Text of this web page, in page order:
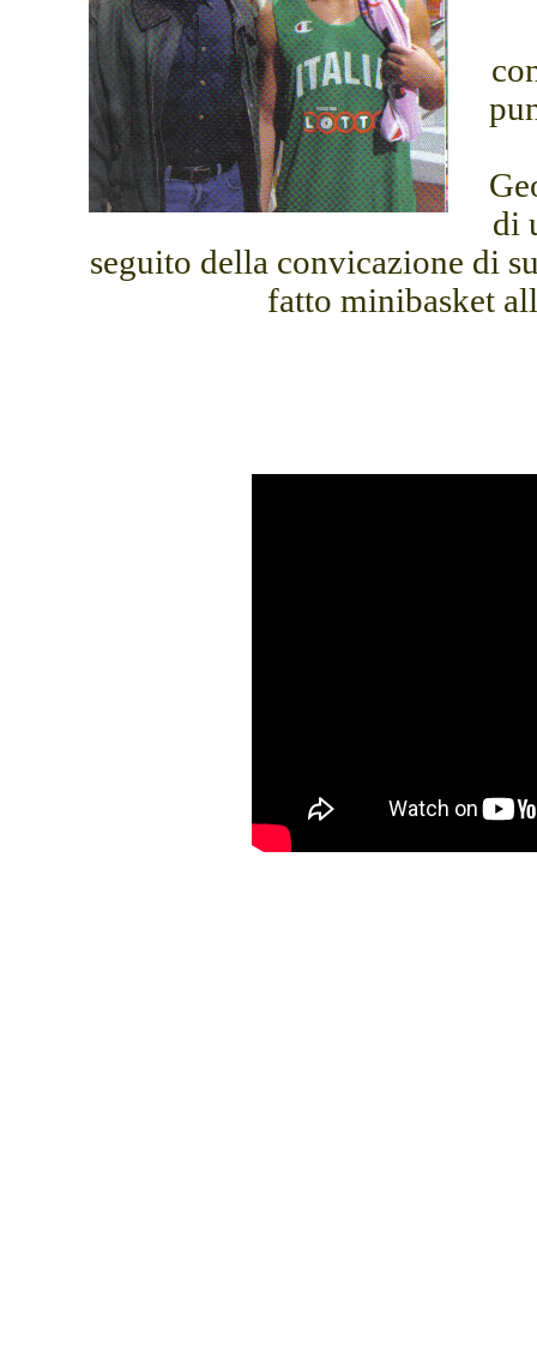
di
seguito della convicazione di
fatto minibasket